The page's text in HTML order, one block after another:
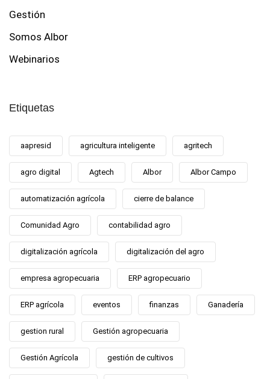
Gestión
Somos Albor
Webinarios
Etiquetas
aapresid agricultura inteligente agritech
agro digital Agtech Albor Albor Campo
automatización agrícola cierre de balance
Comunidad Agro contabilidad agro
digitalización agrícola digitalización del agro
empresa agropecuaria ERP agropecuario
ERP agrícola eventos finanzas Ganadería
gestion rural Gestión agropecuaria
Gestión Agrícola gestión de cultivos